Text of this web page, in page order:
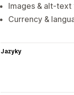
Images & alt-text
Currency &
Jazyky